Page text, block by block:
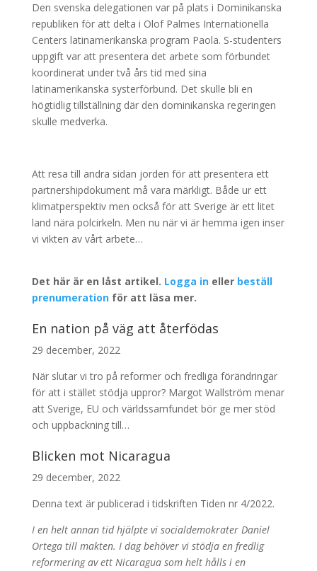
Den svenska delegationen var på plats i Dominikanska
republiken för att delta i Olof Palmes Internationella
Centers latinamerikanska program Paola. S-studenters
uppgift var att presentera det arbete som förbundet
koordinerat under två års tid med sina
latinamerikanska systerförbund. Det skulle bli en
högtidlig tillställning där den dominikanska regeringen
skulle medverka.
Att resa till andra sidan jorden för att presentera ett
partnershipdokument må vara märkligt. Både ur ett
klimatperspektiv men också för att Sverige är ett litet
land nära polcirkeln. Men nu när vi är hemma igen inser
vi vikten av vårt arbete…
Det här är en låst artikel. Logga ineller beställ
prenumerationför att läsa mer.
En nation på väg att återfödas
29 december, 2022
När slutar vi tro på reformer och fredliga förändringar
för att i stället stödja uppror? Margot Wallström menar
att Sverige, EU och världssamfundet bör ge mer stöd
och uppbackning till…
Blicken mot Nicaragua
29 december, 2022
Denna text är publicerad i tidskriften Tiden nr 4/2022.
I en helt annan tid hjälpte vi socialdemokrater Daniel
Ortega till makten. I dag behöver vi stödja en fredlig
reformering av ett Nicaragua som helt hålls i en